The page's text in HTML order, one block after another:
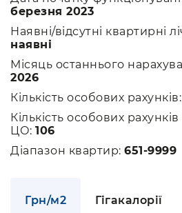
березня 2023
Наявні/відсутні квартирні
наявні
Місяць останнього
2026
Кількість особових рахунків:
Кількість особових
ЦО: 106
Діапазон квартир: 651-9999
Грн/м2 Гігакалорії